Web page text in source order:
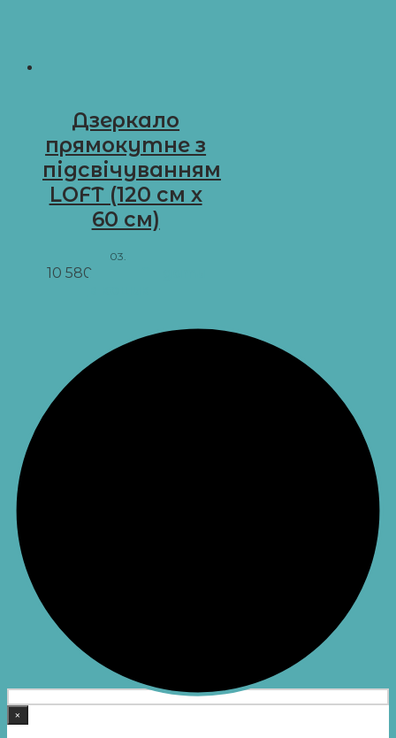
Дзеркало
прямокутне з
підсвічуванням
LOFT (120 см х
60 см)
03.LF1
10 580
×